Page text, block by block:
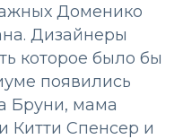
Доменико
Дизайнеры
которое было бы
появились
Бруни, мама
Китти Спенсер и